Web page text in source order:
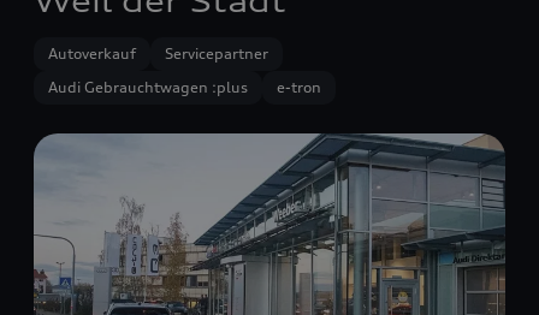
Autoverkauf
Servicepartner
Audi Gebrauchtwagen :plus
e-tron